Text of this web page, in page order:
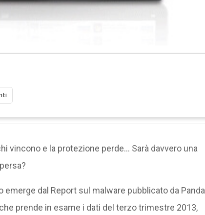
vincono e la protezione perde… Sarà davvero una
emerge dal Report sul malware pubblicato da Panda
prende in esame i dati del terzo trimestre 2013,